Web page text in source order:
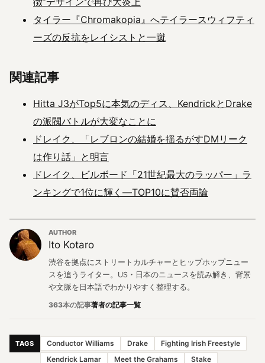
タイラー『Chromakopia』へテイラースウィフティ
ーズの反抗をレイシストと一蹴
関連記事
Hitta J3がTop5に本気のディス、KendrickとDrake
の派閥バトルが大変なことに
ドレイク、「レブロンの結婚を揺るがすDMリーク
は作り話」と明言
ドレイク、ビルボード「21世紀最大のラッパー」ラ
ンキングで1位に輝く―TOP10に賛否両論
AUTHOR
Ito Kotaro
渋谷を拠点にストリートカルチャーとヒップホップニュー
スを追うライター。US・日本のニュースを読み解き、背景
や文脈を日本語でわかりやすく整理する。
363本の記事著者の記事一覧
TAGS Conductor Williams Drake
Fighting Irish Freestyle
Kendrick Lamar
Meet the Grahams Stake